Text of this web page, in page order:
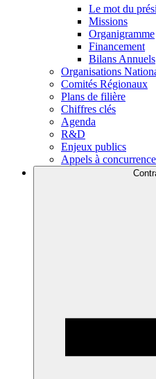
Le mot du
Missions
Organigramme
Financement
Bilans Annuels
Organisations
Comités Régionaux
Plans de filière
Chiffres clés
Agenda
R&D
Enjeux publics
Appels à concurrence